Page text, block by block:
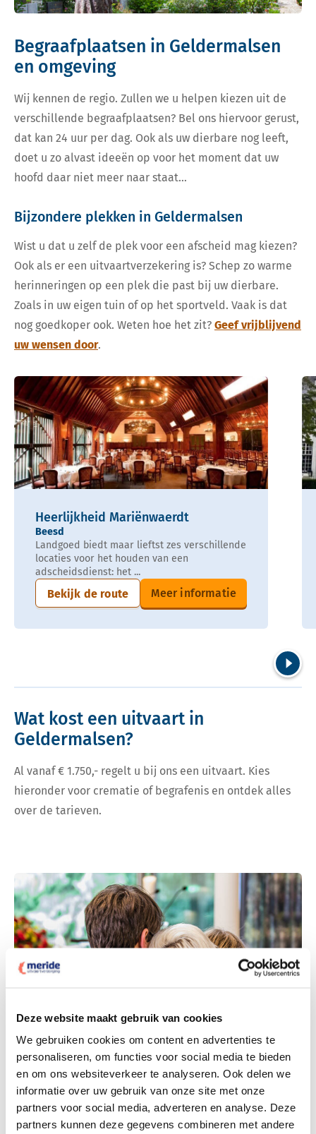
Deze website maakt gebruik van cookies
We gebruiken cookies om content en advertenties te
personaliseren, om functies voor social media te bieden
en om ons websiteverkeer te analyseren. Ook delen we
informatie over uw gebruik van onze site met onze
partners voor social media, adverteren en analyse. Deze
partners kunnen deze gegevens combineren met andere
Begraafplaatsen in Geldermalsen
en omgeving
Wij kennen de regio. Zullen we u helpen kiezen uit de
verschillende begraafplaatsen? Bel ons hiervoor gerust,
dat kan 24 uur per dag. Ook als uw dierbare nog leeft,
doet u zo alvast ideeën op voor het moment dat uw
hoofd daar niet meer naar staat…
Bijzondere plekken in Geldermalsen
Wist u dat u zelf de plek voor een afscheid mag kiezen?
Ook als er een uitvaartverzekering is? Schep zo warme
herinneringen op een plek die past bij uw dierbare.
Zoals in uw eigen tuin of op het sportveld. Vaak is dat
nog goedkoper ook. Weten hoe het zit? Geef vrijblijvend
uw wensen door.
Heerlijkheid Mariënwaerdt
Beesd
Landgoed biedt maar lieftst zes verschillende
locaties voor het houden van een
adscheidsdienst: het ...
Bekijk de route Meer informatie
Wat kost een uitvaart in
Geldermalsen?
Al vanaf € 1.750,- regelt u bij ons een uitvaart. Kies
hieronder voor crematie of begrafenis en ontdek alles
over de tarieven.
Dit kost een crematie
Bekijk tarieven voor crematie